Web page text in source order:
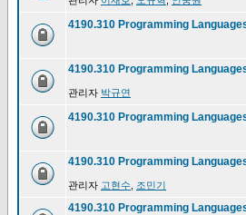
4190.310 Programming
4190.310 Programming
관리자 박규연
4190.310 Programming
4190.310 Programming
관리자 고현수 조민기
4190.310 Programming